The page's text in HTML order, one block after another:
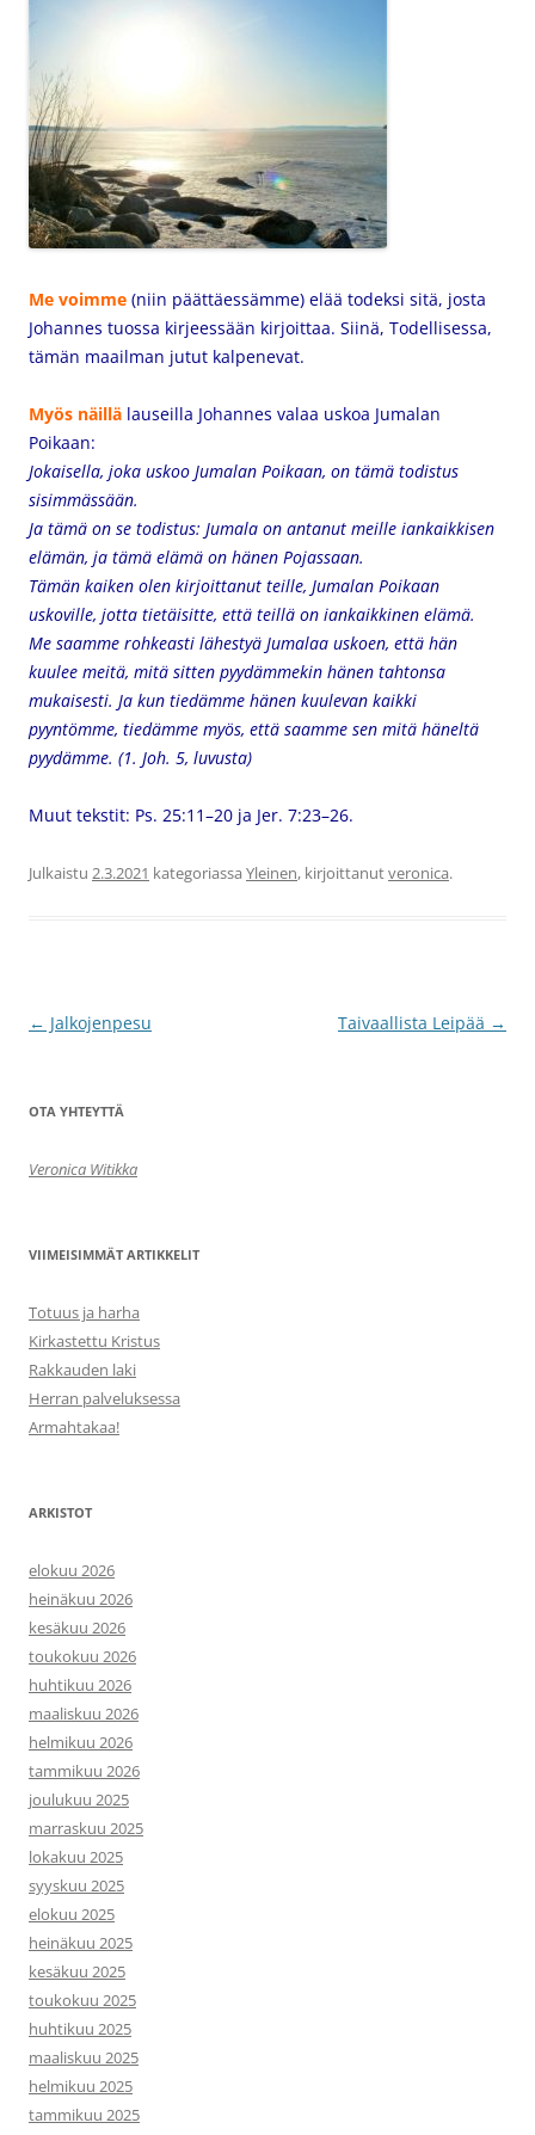
Me voimme (niin päättäessämme) elää todeksi sitä, josta
Johannes tuossa kirjeessään kirjoittaa. Siinä, Todellisessa,
tämän maailman jutut kalpenevat.
Myös näillä lauseilla Johannes valaa uskoa Jumalan
Poikaan:
Jokaisella, joka uskoo Jumalan Poikaan, on tämä todistus
sisimmässään.
Ja tämä on se todistus: Jumala on antanut meille iankaikkisen
elämän, ja tämä elämä on hänen Pojassaan.
Tämän kaiken olen kirjoittanut teille, Jumalan Poikaan
uskoville, jotta tietäisitte, että teillä on iankaikkinen elämä.
Me saamme rohkeasti lähestyä Jumalaa uskoen, että hän
kuulee meitä, mitä sitten pyydämmekin hänen tahtonsa
mukaisesti. Ja kun tiedämme hänen kuulevan kaikki
pyyntömme, tiedämme myös, että saamme sen mitä häneltä
pyydämme. (1. Joh. 5, luvusta)
Muut tekstit: Ps. 25:11–20 ja Jer. 7:23–26.
Julkaistu 2.3.2021 kategoriassa Yleinen, kirjoittanutveronica.
Artikkelien
← Jalkojenpesu Taivaallista Leipää →
OTA YHTEYTTÄ
Veronica Witikka
VIIMEISIMMÄT ARTIKKELIT
Totuus ja harha
Kirkastettu Kristus
Rakkauden laki
Herran palveluksessa
Armahtakaa!
ARKISTOT
elokuu 2026
heinäkuu 2026
kesäkuu 2026
toukokuu 2026
huhtikuu 2026
maaliskuu 2026
helmikuu 2026
tammikuu 2026
joulukuu 2025
marraskuu 2025
lokakuu 2025
syyskuu 2025
elokuu 2025
heinäkuu 2025
kesäkuu 2025
toukokuu 2025
huhtikuu 2025
maaliskuu 2025
helmikuu 2025
tammikuu 2025